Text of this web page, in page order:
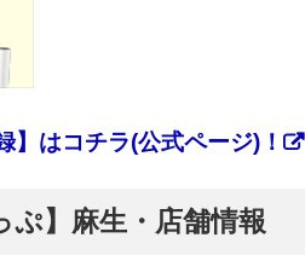
】はコチラ(公式ページ)！
】麻生・店舗情報